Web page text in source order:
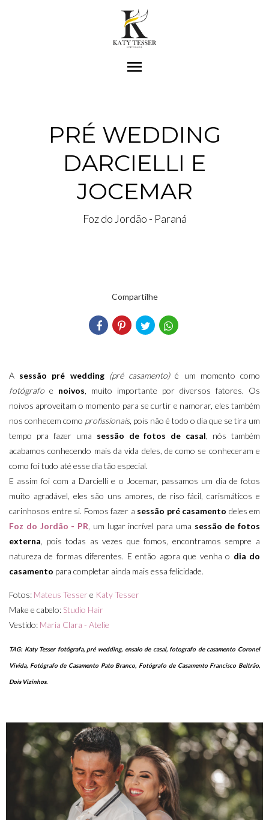
menu
PRÉ WEDDING
DARCIELLI E
JOCEMAR
Foz do Jordão - Paraná
Compartilhe
A sessão pré wedding (pré casamento)é um momento como
fotógrafo e noivos, muito importante por diversos fatores. Os
noivos aproveitam o momento para se curtir e namorar, eles também
nos conhecem como profissionais, pois não é todo o dia que se tira um
tempo pra fazer uma sessão de fotos de casal, nós também
acabamos conhecendo mais da vida deles, de como se conheceram e
como foi tudo até esse dia tão especial.
E assim foi com a Darcielli e o Jocemar, passamos um dia de fotos
muito agradável, eles são uns amores, de riso fácil, carismáticos e
carinhosos entre si. Fomos fazer a sessão pré casamento deles em
Foz do Jordão - PR, um lugar incrível para uma sessão de fotos
externa, pois todas as vezes que fomos, encontramos sempre a
natureza de formas diferentes. E então agora que venha o dia do
casamento para completar ainda mais essa felicidade.
Fotos: Mateus Tesser e Katy Tesser
Make e cabelo: Studio Hair
Vestido: Maria Clara - Atelie
TAG: Katy Tesser fotógrafa, pré wedding, ensaio de casal, fotografo de casamento Coronel
Vivida, Fotógrafo de Casamento Pato Branco, Fotógrafo de Casamento Francisco Beltrão,
Dois Vizinhos.